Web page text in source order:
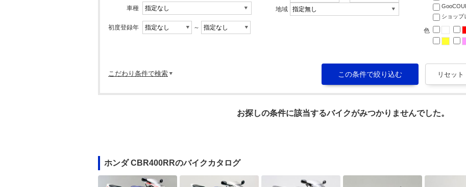
車種
初度登録年 ～
地域
ショップ
色
こだわり条件で検索
お探しの条件に該当するバイクがみつかりませんでした。
ホンダ CBR400RRのバイクカタログ